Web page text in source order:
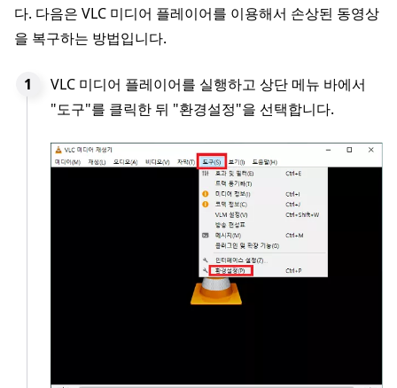
다. 다음은 VLC 미디어 플레이어를 이용해서 손상된 동영상
을 복구하는 방법입니다.
VLC 미디어 플레이어를 실행하고 상단 메뉴 바에서
"도구"를 클릭한 뒤 "환경설정"을 선택합니다.